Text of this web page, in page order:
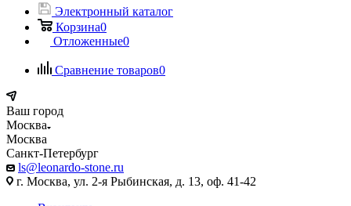
Электронный каталог
Корзина0
Отложенные0
Сравнение товаров0
Ваш город
Москва
Москва
Санкт-Петербург
ls@leonardo-stone.ru
г. Москва, ул. 2-я Рыбинская, д. 13, оф. 41-42